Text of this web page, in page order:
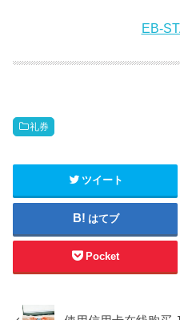
EB-
礼券
ツイート
はてブ
Pocket